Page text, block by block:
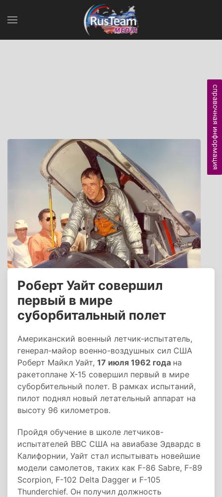
Роберт Уайт совершил
первый в мире
суборбитальный полет
Американский военный летчик-испытатель,
генерал-майор военно-воздушных сил США
Роберт Майкл Уайт, 17 июля 1962 года на
ракетоплане X-15 совершил первый в мире
суборбительный полет. В рамках испытаний,
пилот поднял новый летательный аппарат на
высоту 96 километров.
Пройдя обучение в школе летчиков-
испытателей ВВС США на авиабазе Эдвардс в
Калифорнии, Уайт стал испытывать новейшие
модели самолетов, таких как F-86 Sabre, F-89
Scorpion, F-102 Delta Dagger и F-105
Thunderchief. Он получил должность
справочная информация